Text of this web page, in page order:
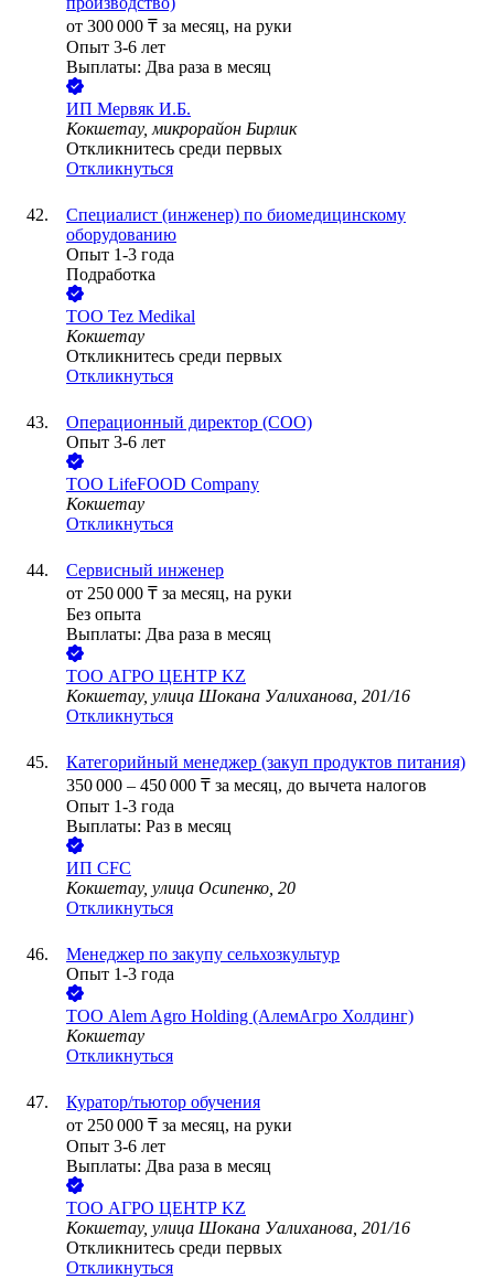
от 300 000 ₸ за месяц, на руки
Опыт 3-6 лет
Выплаты: Два раза в месяц
ИП Мервяк И.Б.
Кокшетау, микрорайон Бирлик
Откликнитесь среди первых
Откликнуться
Специалист (инженер) по биомедицинскому
оборудованию
Опыт 1-3 года
Подработка
ТОО Tez Medikal
Кокшетау
Откликнитесь среди первых
Откликнуться
Операционный директор (COO)
Опыт 3-6 лет
ТОО LifeFOOD Company
Кокшетау
Откликнуться
Сервисный инженер
от 250 000 ₸ за месяц, на руки
Без опыта
Выплаты: Два раза в месяц
ТОО АГРО ЦЕНТР KZ
Кокшетау, улица Шокана Уалиханова, 201/16
Откликнуться
Категорийный менеджер (закуп продуктов питания)
350 000 – 450 000 ₸ за месяц, до вычета налогов
Опыт 1-3 года
Выплаты: Раз в месяц
ИП CFC
Кокшетау, улица Осипенко, 20
Откликнуться
Менеджер по закупу сельхозкультур
Опыт 1-3 года
ТОО Alem Agro Holding (АлемАгро Холдинг)
Кокшетау
Откликнуться
Куратор/тьютор обучения
от 250 000 ₸ за месяц, на руки
Опыт 3-6 лет
Выплаты: Два раза в месяц
ТОО АГРО ЦЕНТР KZ
Кокшетау, улица Шокана Уалиханова, 201/16
Откликнитесь среди первых
Откликнуться